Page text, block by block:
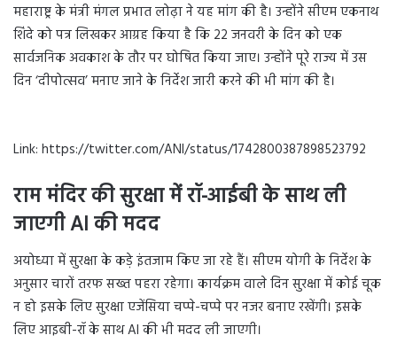
महाराष्ट्र के मंत्री मंगल प्रभात लोढ़ा ने यह मांग की है। उन्होंने सीएम एकनाथ
शिंदे को पत्र लिखकर आग्रह किया है कि 22 जनवरी के दिन को एक
सार्वजनिक अवकाश के तौर पर घोषित किया जाए। उन्होंने पूरे राज्य में उस
दिन ‘दीपोत्सव’ मनाए जाने के निर्देश जारी करने की भी मांग की है।
Link: https://twitter.com/ANI/status/1742800387898523792
राम मंदिर की सुरक्षा में रॉ-आईबी के साथ ली
जाएगी AI की मदद
अयोध्या में सुरक्षा के कड़े इंतजाम किए जा रहे हैं। सीएम योगी के निर्देश के
अनुसार चारों तरफ सख्त पहरा रहेगा। कार्यक्रम वाले दिन सुरक्षा में कोई चूक
न हो इसके लिए सुरक्षा एजेंसिया चप्पे-चप्पे पर नजर बनाए रखेंगी। इसके
लिए आइबी-रॉ के साथ AI की भी मदद ली जाएगी।